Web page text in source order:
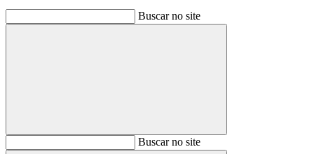
Buscar no site
BuscarBuscar no site